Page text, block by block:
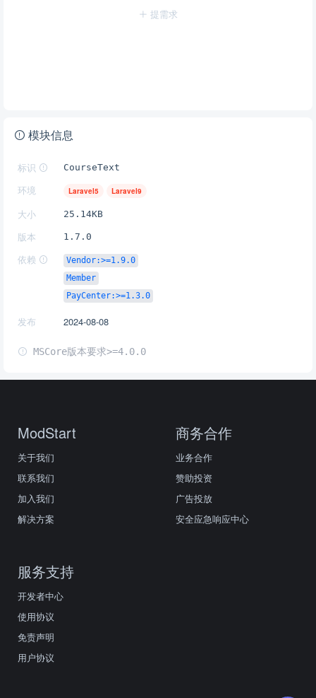
提需求
模块信息
标识 CourseText
环境 Laravel5 Laravel9
大小 25.14KB
版本 1.7.0
依赖
Vendor:>=1.9.0
Member
PayCenter:>=1.3.0
发布 2024-08-08
MSCore版本要求>=4.0.0
ModStart
关于我们
联系我们
加入我们
解决方案
商务合作
业务合作
赞助投资
广告投放
安全应急响应中心
服务支持
开发者中心
使用协议
免责声明
用户协议